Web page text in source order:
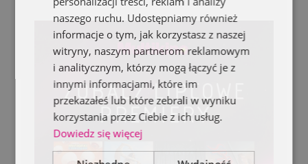
naszego ruchu. Udostępniamy również
informacje o tym, jak korzystasz z naszej
witryny, naszym partnerom reklamowym
i analitycznym, którzy mogą łączyć je z
innymi informacjami, które im
przekazałeś lub które zebrali w wyniku
korzystania przez Ciebie z ich usług.
Dowiedz się więcej